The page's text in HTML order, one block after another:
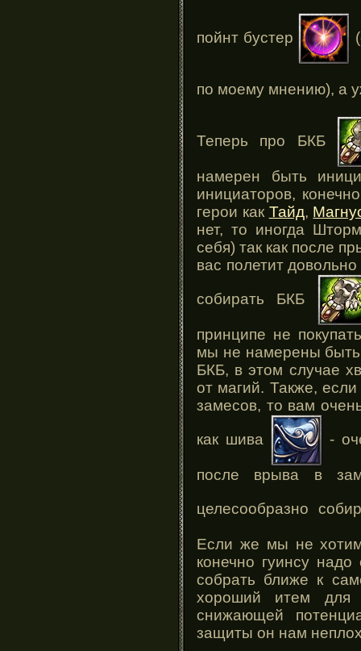
пойнт бустер
по моему мнению), а
Теперь про БКБ
намерен быть
инициаторов,
герои как Тайд,
нет, то иногда
себя) так как после
вас полетит
собирать БКБ
принципе не
мы не намерены
БКБ, в этом случае
от магий. Также,
замесов, то вам
как шива -
после врыва в
целесообразно
Если же мы не
конечно гуинсу
собрать ближе к
хороший итем
снижающей
защиты он нам